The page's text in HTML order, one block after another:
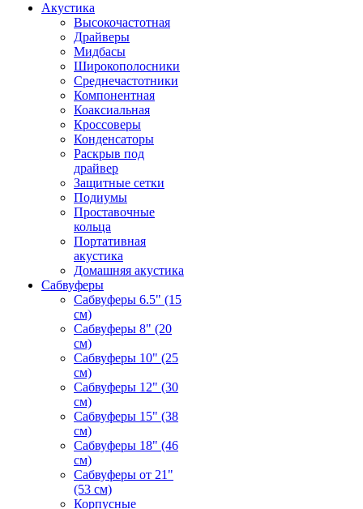
Акустика
Высокочастотная
Драйверы
Мидбасы
Широкополосники
Среднечастотники
Компонентная
Коаксиальная
Кроссоверы
Конденсаторы
Раскрыв под
драйвер
Защитные сетки
Подиумы
Проставочные
кольца
Портативная
акустика
Домашняя акустика
Сабвуферы
Сабвуферы 6.5" (15
см)
Сабвуферы 8" (20
см)
Сабвуферы 10" (25
см)
Сабвуферы 12" (30
см)
Сабвуферы 15" (38
см)
Сабвуферы 18" (46
см)
Сабвуферы от 21"
(53 см)
Корпусные